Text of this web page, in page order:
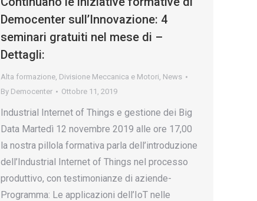
Democenter sull’Innovazione: 4
seminari gratuiti nel mese di –
Dettagli:
Alta formazione, Divisione Meccanica e Motori, News
By Democenter Ottobre 11, 2019
Industrial Internet of Things e gestione dei Big
Data Martedì 12 novembre 2019 alle ore 17,00
la nostra pillola formativa parla dell’introduzione
dell’Industrial Internet of Things nel processo
produttivo, con testimonianze di aziende-
Programma: Le applicazioni dell’IoT nelle